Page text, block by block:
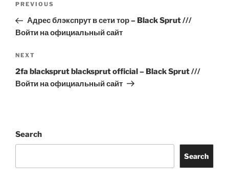
Previous
Post
PREVIOUS
Адрес блэкспрут в сети тор – Black Sprut ///
Войти на официальный сайт
Next
Post
NEXT
2fa blacksprut blacksprut official – Black Sprut ///
Войти на официальный сайт
Search
Search